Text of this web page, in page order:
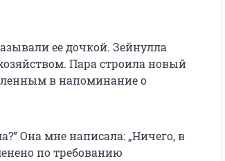
ее дочкой. Зейнулла
Пара строила новый
в напоминание о
Она мне написала: „Ничего, в
по требованию